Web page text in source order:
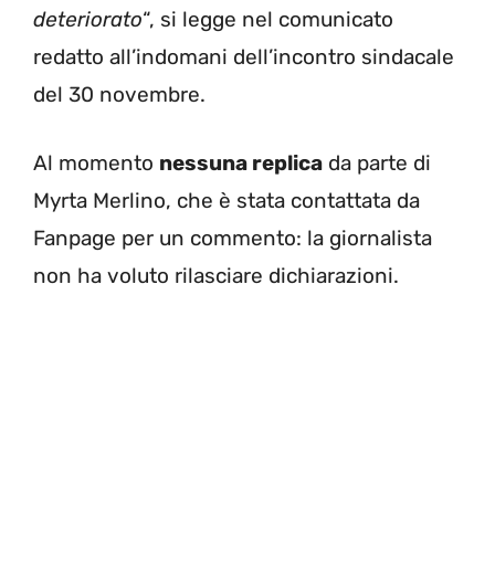
deteriorato“, si legge nel comunicato
redatto all’indomani dell’incontro sindacale
del 30 novembre.
Al momento nessuna replica da parte di
Myrta Merlino, che è stata contattata da
Fanpage per un commento: la giornalista
non ha voluto rilasciare dichiarazioni.